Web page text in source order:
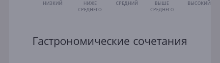
НИЗКИЙ
НИЖЕ
СРЕДНЕГО
СРЕДНИЙ
ВЫШЕ
СРЕДНЕГО
ВЫСОКИЙ
Гастрономические сочетания